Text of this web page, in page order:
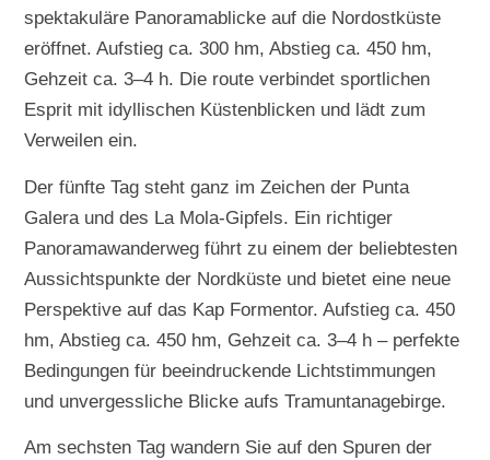
spektakuläre Panoramablicke auf die Nordostküste
eröffnet. Aufstieg ca. 300 hm, Abstieg ca. 450 hm,
Gehzeit ca. 3–4 h. Die route verbindet sportlichen
Esprit mit idyllischen Küstenblicken und lädt zum
Verweilen ein.
Der fünfte Tag steht ganz im Zeichen der Punta
Galera und des La Mola-Gipfels. Ein richtiger
Panoramawanderweg führt zu einem der beliebtesten
Aussichtspunkte der Nordküste und bietet eine neue
Perspektive auf das Kap Formentor. Aufstieg ca. 450
hm, Abstieg ca. 450 hm, Gehzeit ca. 3–4 h – perfekte
Bedingungen für beeindruckende Lichtstimmungen
und unvergessliche Blicke aufs Tramuntanagebirge.
Am sechsten Tag wandern Sie auf den Spuren der